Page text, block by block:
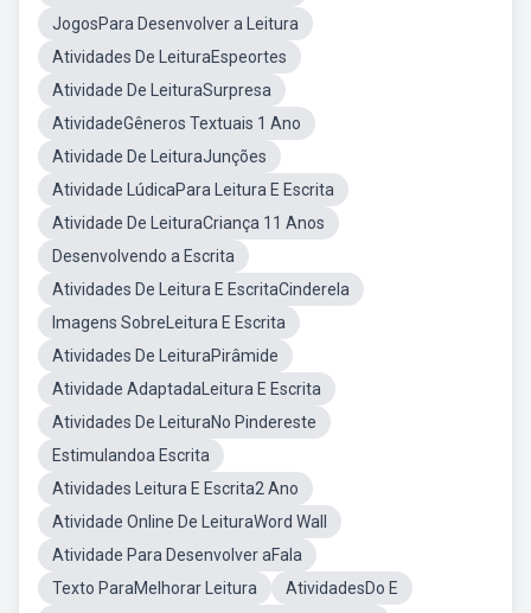
JogosPara Desenvolver a Leitura
Atividades De LeituraEspeortes
Atividade De LeituraSurpresa
AtividadeGêneros Textuais 1 Ano
Atividade De LeituraJunções
Atividade LúdicaPara Leitura E Escrita
Atividade De LeituraCriança 11 Anos
Desenvolvendo a Escrita
Atividades De Leitura E EscritaCinderela
Imagens SobreLeitura E Escrita
Atividades De LeituraPirâmide
Atividade AdaptadaLeitura E Escrita
Atividades De LeituraNo Pindereste
Estimulandoa Escrita
Atividades Leitura E Escrita2 Ano
Atividade Online De LeituraWord Wall
Atividade Para Desenvolver aFala
Texto ParaMelhorar Leitura
AtividadesDo E